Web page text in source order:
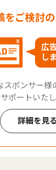
をご検討
広
し
スポンサー様
サポートいたし
詳細を見る